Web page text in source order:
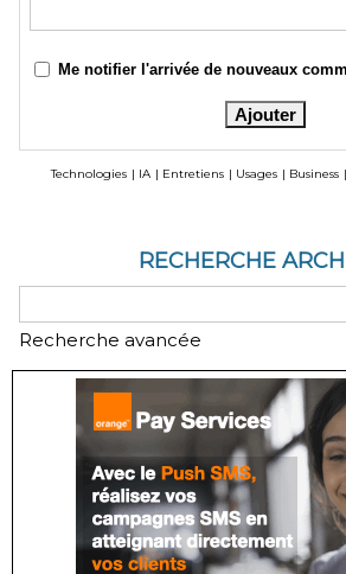
Me notifier l'arrivée de nouveaux
Technologies | IA | Entretiens | Usages | Business |
RECHERCHE
Recherche avancée